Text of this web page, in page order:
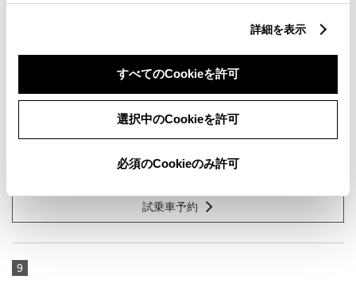
詳細を表示
すべてのCookieを許可
選択中のCookieを許可
必須のCookieのみ許可
1800cc
2WD FF
プラチナホワイトパールマイカ
試乗車予約
9